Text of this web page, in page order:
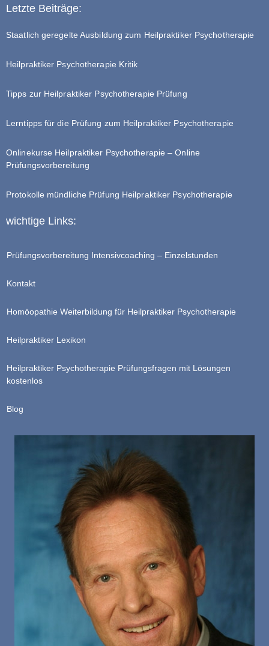
Letzte Beiträge:
Staatlich geregelte Ausbildung zum Heilpraktiker Psychotherapie
Heilpraktiker Psychotherapie Kritik
Tipps zur Heilpraktiker Psychotherapie Prüfung
Lerntipps für die Prüfung zum Heilpraktiker Psychotherapie
Onlinekurse Heilpraktiker Psychotherapie – Online
Prüfungsvorbereitung
Protokolle mündliche Prüfung Heilpraktiker Psychotherapie
wichtige Links:
Prüfungsvorbereitung Intensivcoaching – Einzelstunden
Kontakt
Homöopathie Weiterbildung für Heilpraktiker Psychotherapie
Heilpraktiker Lexikon
Heilpraktiker Psychotherapie Prüfungsfragen mit Lösungen
kostenlos
Blog